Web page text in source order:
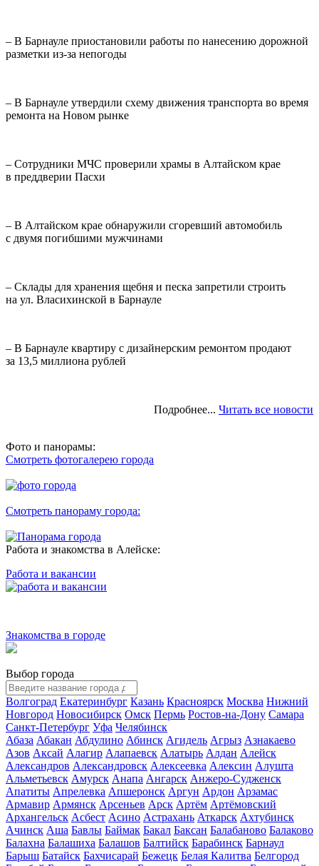
– В Барнауле приостановили работы по нанесению дорожной
разметки из-за непогоды
– В Барнауле утвердили схему движения транспорта во время
ремонта на Новом рынке
– Сотрудники МЧС проверили храмы в Алтайском крае
в преддверии Пасхи
– В Алтайском крае обнаружили сгоревший автомобиль
с двумя погибшими мужчинами
– Склады для хранения щебня и песка запретили строить
на ул. Власихинской в Барнауле
– В Барнауле квартиру с дизайнерским ремонтом продают
за 13,5 миллиона рублей
Подробнее... Читать все новости
Фото и панорамы:
Смотреть фотогалерею города
Смотреть панораму города:
Работа и знакомства в Алейске:
Работа и вакансии
Знакомства в городе
Выбор города
Волгоград Екатеринбург Казань Красноярск Москва Нижний
Новгород Новосибирск Омск Пермь Ростов-на-Дону Самара
Санкт-Петербург Уфа Челябинск
Абаза Абакан Абдулино Абинск Агидель Агрыз Азнакаево
Азов Аксай Алагир Алапаевск Алатырь Алдан Алейск
Александров Александровск Алексеевка Алексин Алушта
Альметьевск Амурск Анапа Ангарск Анжеро-Судженск
Апатиты Апрелевка Апшеронск Аргун Ардон Арзамас
Армавир Армянск Арсеньев Арск Артём Артёмовский
Архангельск Асбест Асино Астрахань Аткарск Ахтубинск
Ачинск Аша Бавлы Баймак Бакал Баксан Балабаново Балаково
Балахна Балашиха Балашов Балтийск Барабинск Барнаул
Барыш Батайск Бахчисарай Бежецк Белая Калитва Белгород